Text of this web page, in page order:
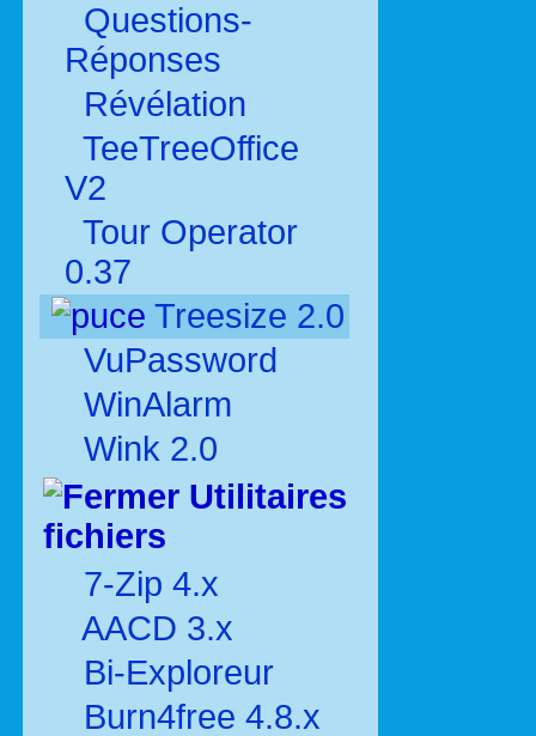
Questions-
Réponses
Révélation
TeeTreeOffice
V2
Tour Operator
0.37
Treesize 2.0
VuPassword
WinAlarm
Wink 2.0
Utilitaires
fichiers
7-Zip 4.x
AACD 3.x
Bi-Exploreur
Burn4free 4.8.x